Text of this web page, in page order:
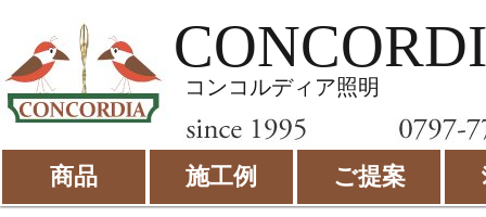
コンコルディア照明
商品 施工例 ご提案